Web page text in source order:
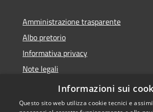
Amministrazione trasparente
Albo pretorio
Informativa privacy
Note legali
Dichiarazione di accessibilità
Informazioni sui
Questo sito web utilizza cookie tecnici e